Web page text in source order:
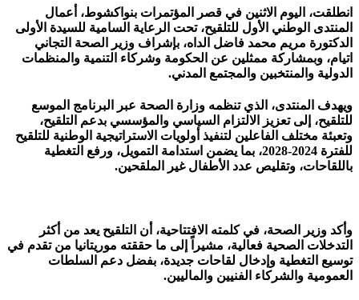
انطلقت، اليوم الاثنين في قصر المؤتمرات بنواكشوط، أعمال
المنتدى الوطني الأول للتلقيح، تحت الرعاية السامية للسيدة الأولى
الدكتورة مريم محمد فاضل الداه، بإشراف وزير الصحة التجاني
اتيام، وبمشاركة ممثلين عن الحكومة وشركاء التنمية والمنظمات
الدولية والمنتخبين والمجتمع المدني.
ويهدف المنتدى، الذي تنظمه وزارة الصحة عبر البرنامج الموسع
للتلقيح، إلى تعزيز الالتزام السياسي والمؤسسي بدعم التلقيح،
وتعبئة مختلف الفاعلين لتنفيذ أولويات الاستراتيجية الوطنية للتلقيح
للفترة 2024-2028، بما يضمن استدامة التمويل، ورفع التغطية
باللقاحات، وتقليص عدد الأطفال غير الملقحين.
وأكد وزير الصحة، في كلمته الافتتاحية، أن التلقيح يعد من أكثر
التدخلات الصحية فعالية، مشيراً إلى ما حققته موريتانيا من تقدم في
توسيع التغطية وإدخال لقاحات جديدة، بفضل دعم السلطات
العمومية والشركاء الفنيين والماليين.